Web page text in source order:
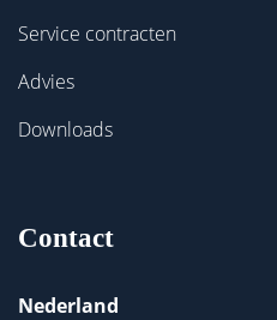
Service contracten
Advies
Downloads
Contact
Nederland